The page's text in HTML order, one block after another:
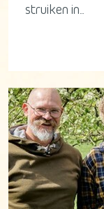
struiken in...